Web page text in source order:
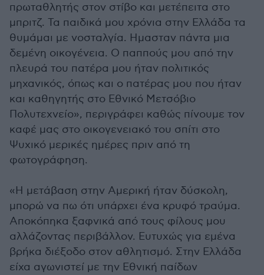
πρωταθλητής στον στίβο και μετέπειτα στο
μπριτζ. Τα παιδικά μου χρόνια στην Ελλάδα τα
θυμάμαι με νοσταλγία. Ημασταν πάντα μια
δεμένη οικογένεια. Ο παππούς μου από την
πλευρά του πατέρα μου ήταν πολιτικός
μηχανικός, όπως και ο πατέρας μου που ήταν
και καθηγητής στο Εθνικό Μετσόβιο
Πολυτεχνείο», περιγράφει καθώς πίνουμε τον
καφέ μας στο οικογενειακό του σπίτι στο
Ψυχικό μερικές ημέρες πριν από τη
φωτογράφηση.
«Η μετάβαση στην Αμερική ήταν δύσκολη,
μπορώ να πω ότι υπάρχει ένα κρυφό τραύμα.
Αποκόπηκα ξαφνικά από τους φίλους μου
αλλάζοντας περιβάλλον. Ευτυχώς για εμένα
βρήκα διέξοδο στον αθλητισμό. Στην Ελλάδα
είχα αγωνιστεί με την Εθνική παίδων